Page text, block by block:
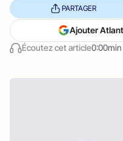
Écoutez cet article0:00min
PARTAGER
Ajouter